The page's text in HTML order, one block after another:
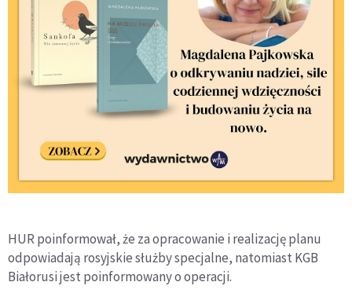
HUR poinformował, że za opracowanie i realizację planu
odpowiadają rosyjskie służby specjalne, natomiast KGB
Białorusi jest poinformowany o operacji.